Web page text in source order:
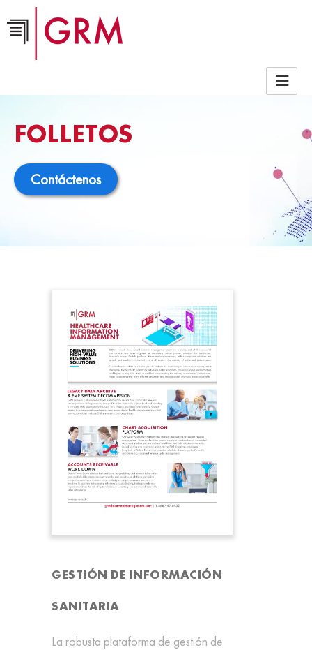
FOLLETOS
Contáctenos
GESTIÓN DE INFORMACIÓN
SANITARIA
La robusta plataforma de gestión de